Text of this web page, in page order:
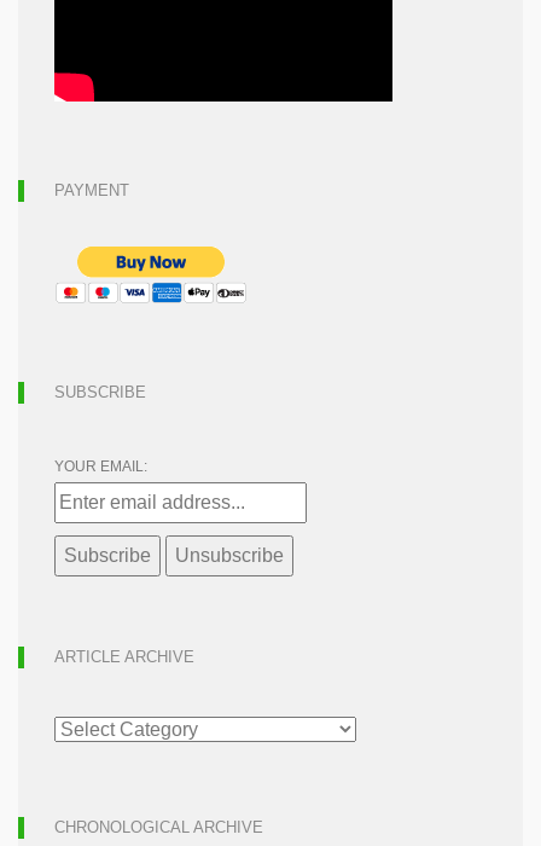
PAYMENT
SUBSCRIBE
YOUR EMAIL:
ARTICLE ARCHIVE
ARTICLE
ARCHIVE
CHRONOLOGICAL ARCHIVE